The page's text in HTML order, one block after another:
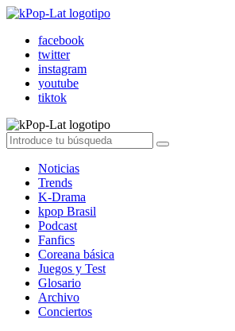
facebook
twitter
instagram
youtube
tiktok
Noticias
Trends
K-Drama
kpop Brasil
Podcast
Fanfics
Coreana básica
Juegos y Test
Glosario
Archivo
Conciertos